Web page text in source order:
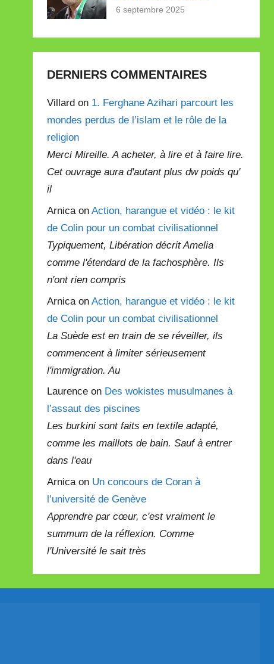
6 septembre 2025
DERNIERS COMMENTAIRES
Villard on 1. Ferghane Azihari parcourt les
mondes perdus de l’islam et le rôle de la
religion
Merci Mireille. A acheter, à lire et à faire lire.
Cet ouvrage aura d'autant plus dw poids qu'
il
Arnica onAction, harangue et vidéo : le kit
de Colin pour un combat civilisationnel
Typiquement, Libération décrit Amelia
comme l'étendard de la fachosphère. Ils
n'ont rien compris
Arnica onAction, harangue et vidéo : le kit
de Colin pour un combat civilisationnel
La Suède est en train de se réveiller, ils
commencent à limiter sérieusement
l'immigration. Au
Laurence on Des wokistes musulmanes à
l’assaut des piscines
Les burkini sont faits en textile adapté,
comme les maillots de bain. Sauf à entrer
dans l'eau
Arnica on Un concours de Coran à
l’université de Genève
Apprendre par cœur, c'est vraiment le
summum de la réflexion. Comme
l'Université le sait très